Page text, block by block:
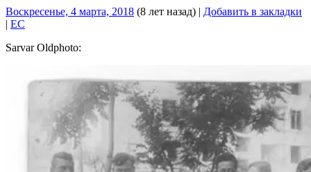
Воскресенье, 4 марта, 2018 (8 лет назад) | Добавить в закладки
| EC
Sarvar Oldphoto: